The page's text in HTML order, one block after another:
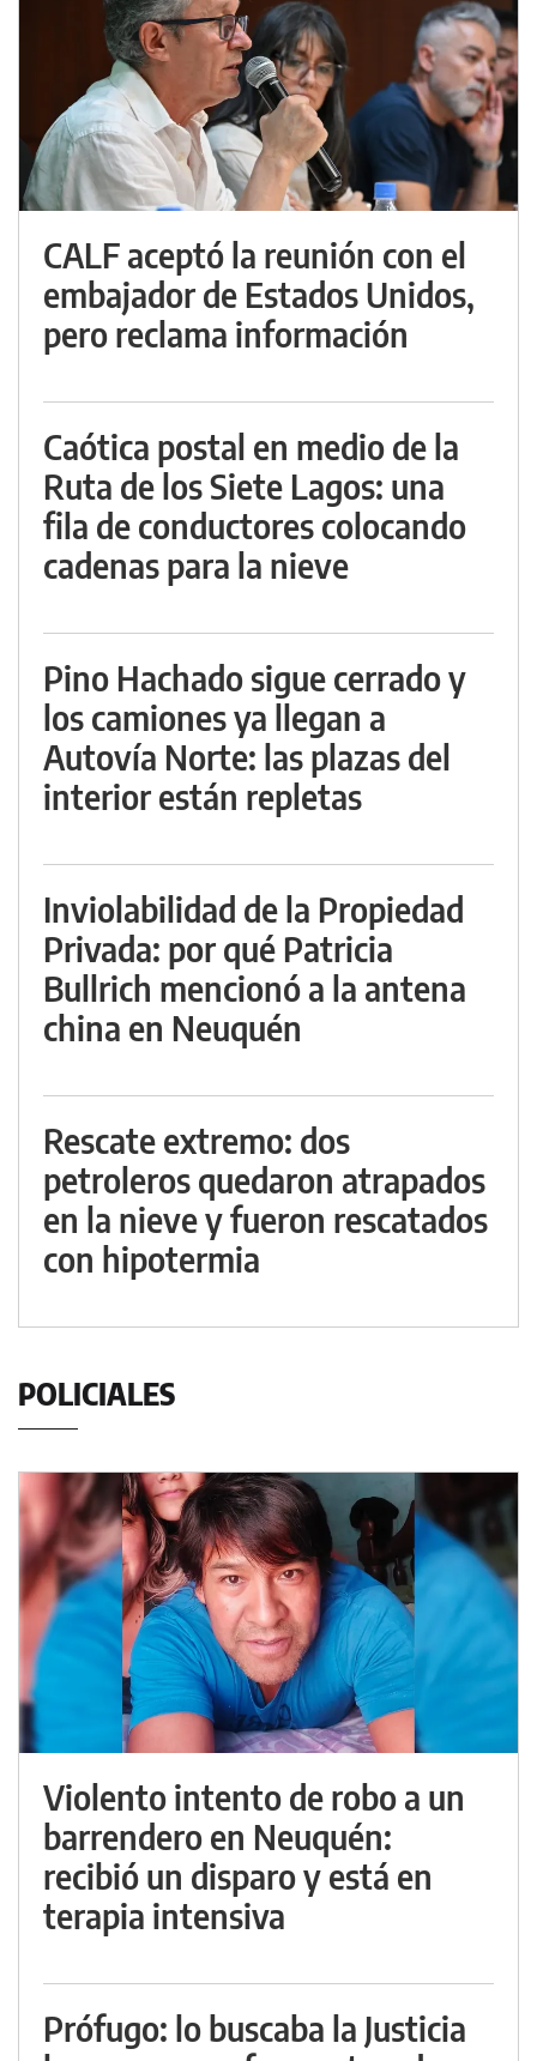
CALF aceptó la reunión con el
embajador de Estados Unidos,
pero reclama información
Caótica postal en medio de la
Ruta de los Siete Lagos: una
fila de conductores colocando
cadenas para la nieve
Pino Hachado sigue cerrado y
los camiones ya llegan a
Autovía Norte: las plazas del
interior están repletas
Inviolabilidad de la Propiedad
Privada: por qué Patricia
Bullrich mencionó a la antena
china en Neuquén
Rescate extremo: dos
petroleros quedaron atrapados
en la nieve y fueron rescatados
con hipotermia
POLICIALES
Violento intento de robo a un
barrendero en Neuquén:
recibió un disparo y está en
terapia intensiva
Prófugo: lo buscaba la Justicia